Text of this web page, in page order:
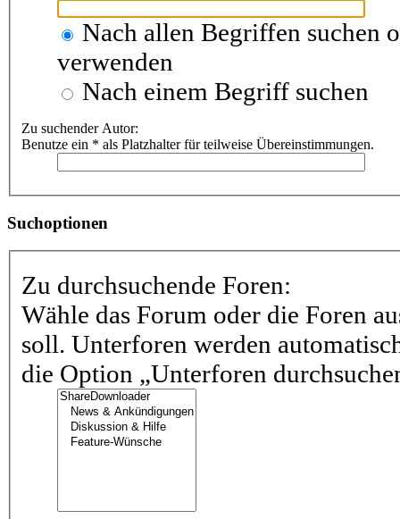
Nach allen Begriffen suchen
verwenden
Nach einem Begriff suchen
Zu suchender Autor:
Benutze ein * als Platzhalter für teilweise Übereinstimmungen.
Suchoptionen
Zu durchsuchende Foren:
Wähle das Forum oder die Foren
soll. Unterforen werden
die Option „Unterforen